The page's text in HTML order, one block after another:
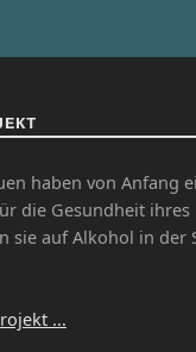
haben von Anfang
die Gesundheit ihres
sie auf Alkohol in der
...